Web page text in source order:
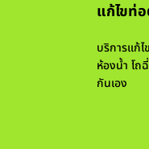
แก้ไขท่
บริการแก้
ห้องน้ำ โถ
กันเอง